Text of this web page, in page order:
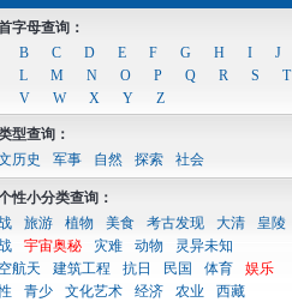
字母查询：
B C D E F G H I
J
L M N O P Q R S
T
V W X Y Z
型查询：
历史
军事 自然 探索 社会
性小分类查询：
旅游 植物 美食 考古发现 大清
皇陵
宇宙奥秘 灾难 动物
灵异未知
航天
建筑工程 抗日 民国 体育
娱乐
青少 文化艺术 经济 农业
西藏